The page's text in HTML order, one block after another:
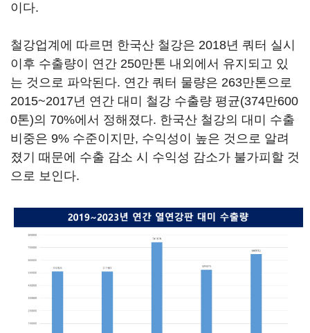
이다.
철강업계에 따르면 한국산 철강은 2018년 쿼터 실시
이후 수출량이 연간 250만톤 내외에서 유지되고 있
는 것으로 파악된다. 연간 쿼터 물량은 263만톤으로
2015~2017년 연간 대미 철강 수출량 평균(374만600
0톤)의 70%에서 정해졌다. 한국산 철강의 대미 수출
비중은 9% 수준이지만, 수익성이 높은 것으로 알려
졌기 때문에 수출 감소 시 수익성 감소가 불가피할 것
으로 보인다.